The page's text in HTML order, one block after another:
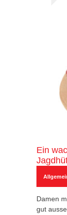
Ein
Damen
gut